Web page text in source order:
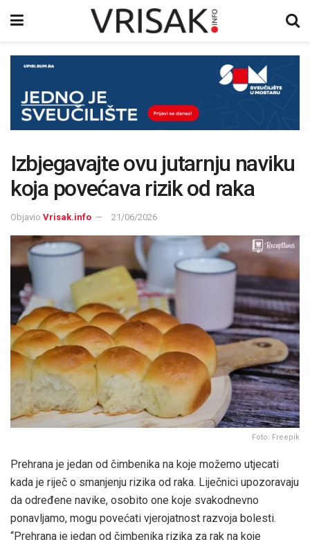
Izbjegavajte ovu jutarnju naviku
koja povećava rizik od raka
Objavio Vrisak.info 21/06/2026
Foto: Freepik
Prehrana je jedan od čimbenika na koje možemo utjecati
kada je riječ o smanjenju rizika od raka. Liječnici upozoravaju
da određene navike, osobito one koje svakodnevno
ponavljamo, mogu povećati vjerojatnost razvoja bolesti.
“Prehrana je jedan od čimbenika rizika za rak na koje